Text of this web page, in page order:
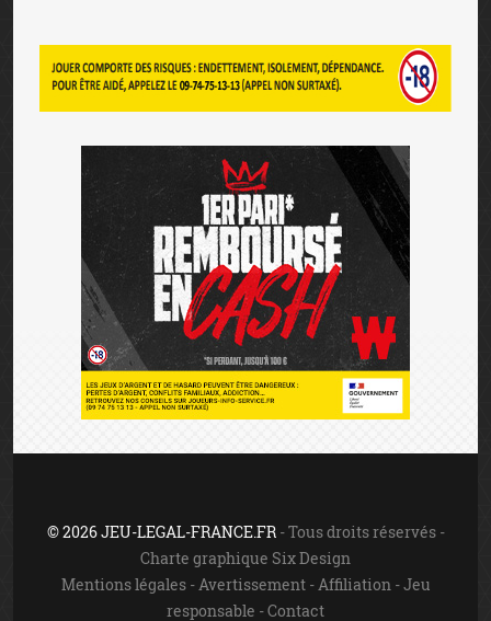
© 2026 JEU-LEGAL-FRANCE.FR- Tous droits réservés -
Charte graphique Six Design
Mentions légales- Avertissement- Affiliation -Jeu
responsable -Contact